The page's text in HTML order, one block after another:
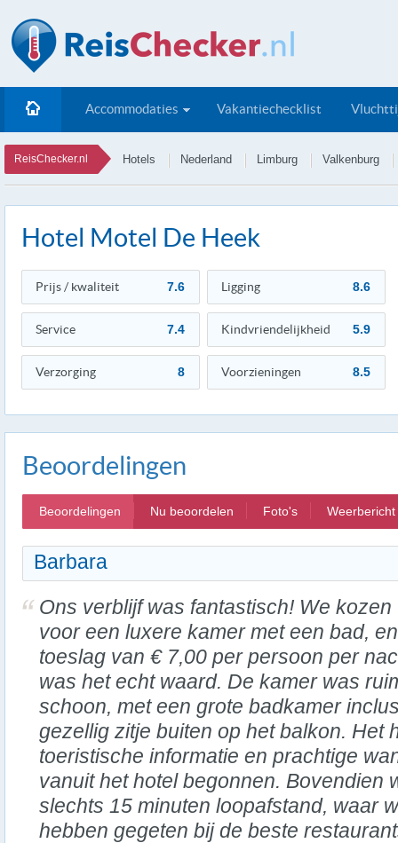
Accommodaties Vakantiechecklist
ReisChecker.nl Hotels Nederland Limburg Valkenburg
Hotel Motel De Heek
Prijs / kwaliteit 7.6 Ligging 8.6
Service 7.4 Kindvriendelijkheid 5.9
Verzorging 8 Voorzieningen 8.5
Beoordelingen
Beoordelingen Nu beoordelen Foto's Weerbericht
Barbara
Ons verblijf was fantastisch! We kozen
voor een luxere kamer met een bad,
toeslag van € 7,00 per persoon per
was het echt waard. De kamer was
schoon, met een grote badkamer
gezellig zitje buiten op het balkon. Het
toeristische informatie en prachtige
vanuit het hotel begonnen. Bovendien
slechts 15 minuten loopafstand, waar
hebben gegeten bij de beste